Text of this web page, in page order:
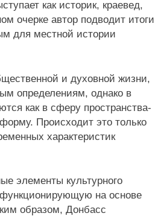
как историк, краевед,
очерке автор подводит итоги
для местной истории
и духовной жизни,
определениям, однако в
как в сферу пространства-
Происходит это только
характеристик
элементы культурного
функционирующую на основе
образом, Донбасс